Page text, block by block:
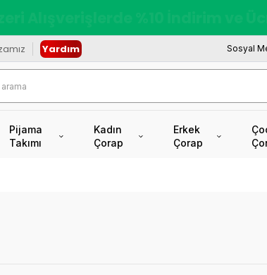
Yardım Sosyal
Pijama
Takımı
Kadın
Çorap
Erkek
Çorap